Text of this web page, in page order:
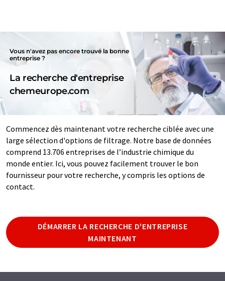
Vous n'avez pas encore trouvé la bonne
entreprise ?
La recherche d'entreprise
chemeurope.com
Commencez dès maintenant votre recherche ciblée avec une
large sélection d'options de filtrage. Notre base de données
comprend 13.706 entreprises de l’industrie chimique du
monde entier. Ici, vous pouvez facilement trouver le bon
fournisseur pour votre recherche, y compris les options de
contact.
DÉMARRER LA RECHERCHE D'ENTREPRISE
MAINTENANT